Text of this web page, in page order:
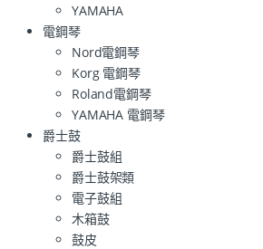
YAMAHA
電鋼琴
Nord電鋼琴
Korg 電鋼琴
Roland電鋼琴
YAMAHA 電鋼琴
爵士鼓
爵士鼓組
爵士鼓架類
電子鼓組
木箱鼓
鼓皮